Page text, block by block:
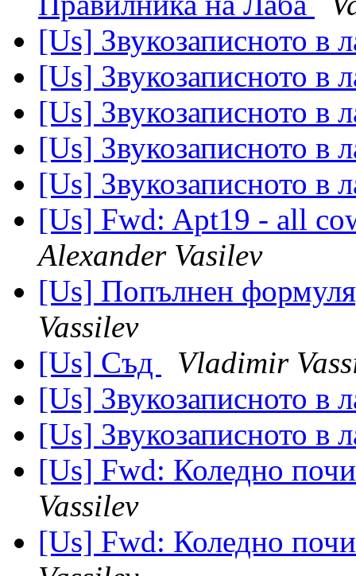
[Us] Звукозаписното в
[Us] Звукозаписното в
[Us] Звукозаписното в
[Us] Звукозаписното в
[Us] Звукозаписното в
[Us] Fwd: Apt19 - all
Alexander Vasilev
[Us] Попълнен
Vassilev
[Us] Съд
Vladimir
[Us] Звукозаписното в
[Us] Звукозаписното в
[Us] Fwd: Коледно
Vassilev
[Us] Fwd: Коледно